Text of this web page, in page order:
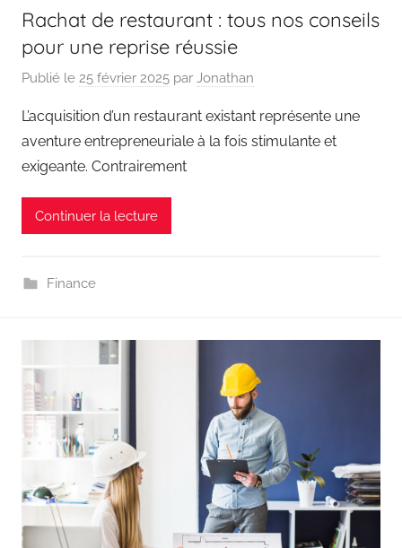
Rachat de restaurant : tous nos conseils
pour une reprise réussie
Publié le 25 février 2025 par Jonathan
L’acquisition d’un restaurant existant représente une
aventure entrepreneuriale à la fois stimulante et
exigeante. Contrairement
Continuer la lecture
Finance